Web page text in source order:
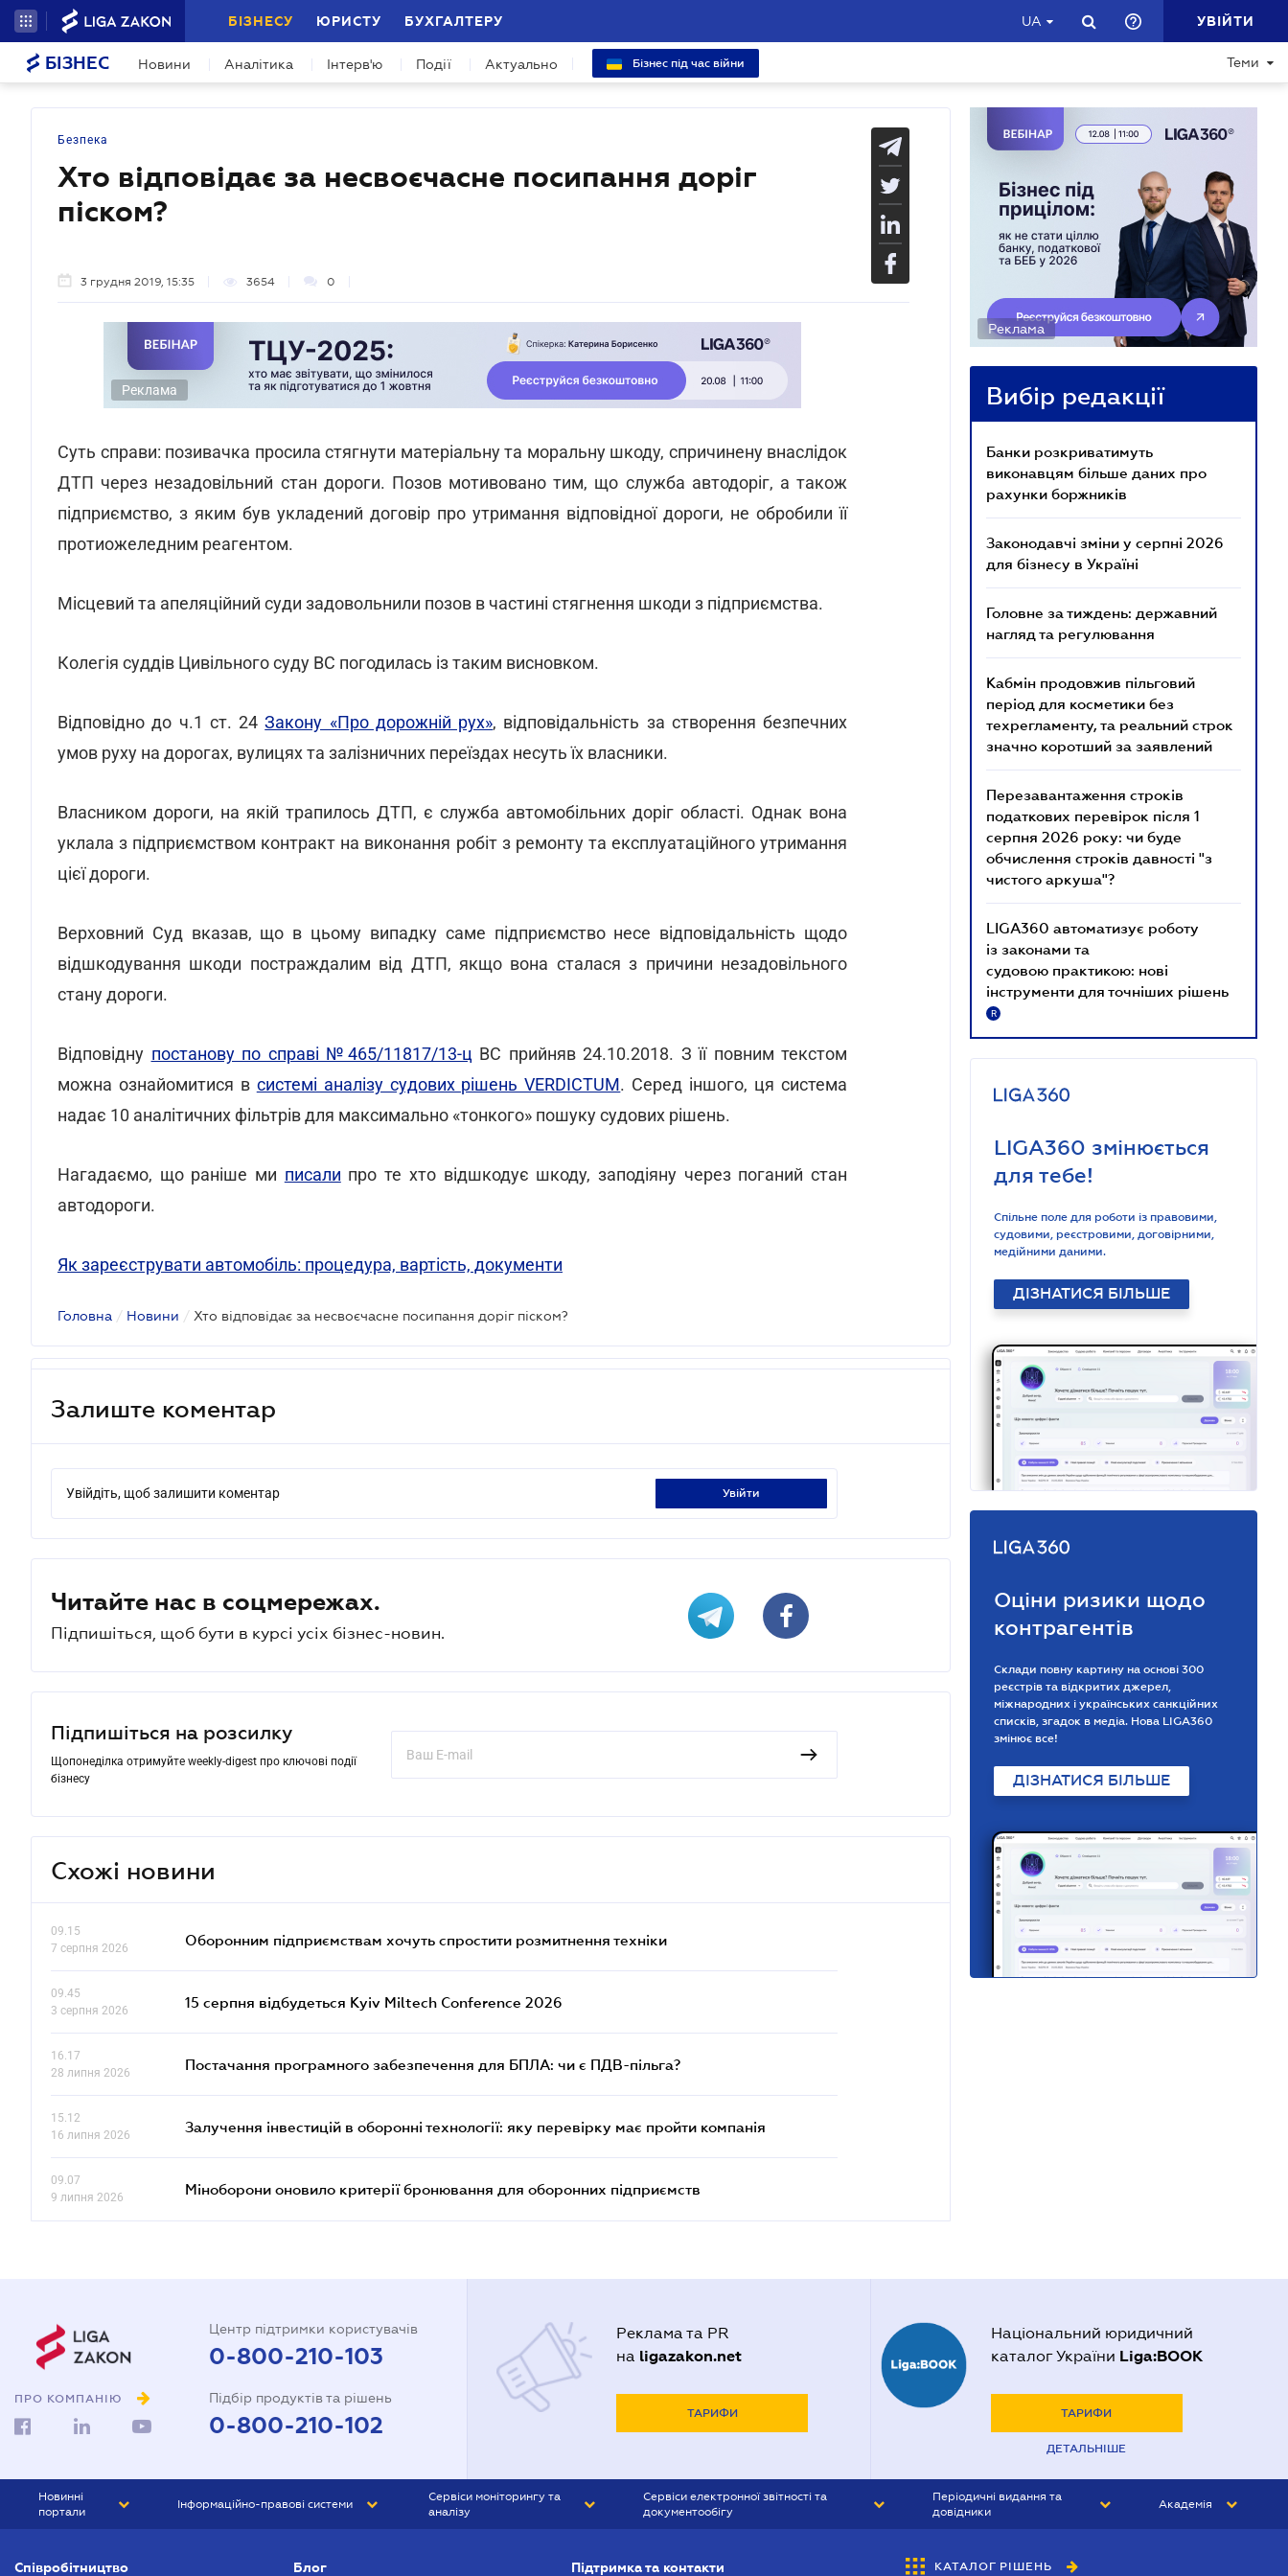
БІЗНЕСУ ЮРИСТУ БУХГАЛТЕРУ UA УВІЙТИ
БІЗНЕС Новини Аналітика Інтерв'ю Події Актуально Бізнес під час війни Теми
Безпека
Хто відповідає за несвоєчасне посипання доріг
піском?
3 грудня 2019, 15:35 3654 0
Реклама
Суть справи: позивачка просила стягнути матеріальну та моральну шкоду, спричинену внаслідок
ДТП через незадовільний стан дороги. Позов мотивовано тим, що служба автодоріг, а також
підприємство, з яким був укладений договір про утримання відповідної дороги, не обробили її
протиожеледним реагентом.
Місцевий та апеляційний суди задовольнили позов в частині стягнення шкоди з підприємства.
Колегія суддів Цивільного суду ВС погодилась із таким висновком.
Відповідно до ч.1 ст. 24Закону «Про дорожній рух», відповідальність за створення безпечних
умов руху на дорогах, вулицях та залізничних переїздах несуть їх власники.
Власником дороги, на якій трапилось ДТП, є служба автомобільних доріг області. Однак вона
уклала з підприємством контракт на виконання робіт з ремонту та експлуатаційного утримання
цієї дороги.
Верховний Суд вказав, що в цьому випадку саме підприємство несе відповідальність щодо
відшкодування шкоди постраждалим від ДТП, якщо вона сталася з причини незадовільного
стану дороги.
Відповідну постанову по справі №465/11817/13-ц ВС прийняв 24.10.2018. З її повним текстом
можна ознайомитися в системі аналізу судових рішень VERDICTUM. Серед іншого, ця система
надає 10 аналітичних фільтрів для максимально «тонкого» пошуку судових рішень.
Нагадаємо, що раніше ми писали про те хто відшкодує шкоду, заподіяну через поганий стан
автодороги.
Як зареєструвати автомобіль: процедура, вартість, документи
Головна / Новини / Хто відповідає за несвоєчасне посипання доріг піском?
Залиште коментар
Увійдіть, щоб залишити коментар увійти
Читайте нас в соцмережах.
Підпишіться, щоб бути в курсі усіх бізнес-новин.
Підпишіться на розсилку
Щопонеділка отримуйте weekly-digest про ключові події
бізнесу
Схожі новини
09.15
7 серпня 2026
Оборонним підприємствам хочуть спростити розмитнення техніки
09.45
3 серпня 2026
15 серпня відбудеться Kyiv Miltech Conference 2026
16.17
28 липня 2026
Постачання програмного забезпечення для БПЛА: чи є ПДВ-пільга?
15.12
16 липня 2026
Залучення інвестицій в оборонні технології: яку перевірку має пройти компанія
09.07
9 липня 2026
Міноборони оновило критерії бронювання для оборонних підприємств
Реклама
Вибір редакції
Банки розкриватимуть
виконавцям більше даних про
рахунки боржників
Законодавчі зміни у серпні 2026
для бізнесу в Україні
Головне за тиждень: державний
нагляд та регулювання
Кабмін продовжив пільговий
період для косметики без
техрегламенту, та реальний строк
значно коротший за заявлений
Перезавантаження строків
податкових перевірок після 1
серпня 2026 року: чи буде
обчислення строків давності "з
чистого аркуша"?
LIGA360 автоматизує роботу
із законами та
судовою практикою: нові
інструменти для точніших рішень
R
LIGA360 змінюється
для тебе!
Спільне поле для роботи із правовими,
судовими, реєстровими, договірними,
медійними даними.
ДІЗНАТИСЯ БІЛЬШЕ
Оціни ризики щодо
контрагентів
Склади повну картину на основі 300
реєстрів та відкритих джерел,
міжнародних і українських санкційних
списків, згадок в медіа. Нова LIGA360
змінює все!
ДІЗНАТИСЯ БІЛЬШЕ
ПРО КОМПАНІЮ
Центр підтримки користувачів
0-800-210-103
Підбір продуктів та рішень
0-800-210-102
Реклама та PR
на ligazakon.net
ТАРИФИ
Національний юридичний
каталог України Liga:BOOK
ТАРИФИ
ДЕТАЛЬНІШЕ
Новинні
портали
Інформаційно-правові системи
Сервіси моніторингу та
аналізу
Сервіси електронної звітності та
документообігу
Періодичні видання та
довідники
Академія
Співробітництво Блог Підтримка та контакти КАТАЛОГ РІШЕНЬ